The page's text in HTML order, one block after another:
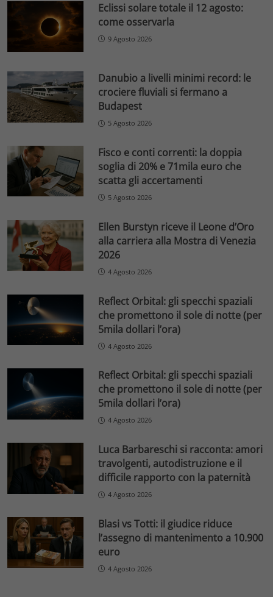
Eclissi solare totale il 12 agosto:
come osservarla
9 Agosto 2026
Danubio a livelli minimi record: le
crociere fluviali si fermano a
Budapest
5 Agosto 2026
Fisco e conti correnti: la doppia
soglia di 20% e 71mila euro che
scatta gli accertamenti
5 Agosto 2026
Ellen Burstyn riceve il Leone d’Oro
alla carriera alla Mostra di Venezia
2026
4 Agosto 2026
Reflect Orbital: gli specchi spaziali
che promettono il sole di notte (per
5mila dollari l’ora)
4 Agosto 2026
Reflect Orbital: gli specchi spaziali
che promettono il sole di notte (per
5mila dollari l’ora)
4 Agosto 2026
Luca Barbareschi si racconta: amori
travolgenti, autodistruzione e il
difficile rapporto con la paternità
4 Agosto 2026
Blasi vs Totti: il giudice riduce
l’assegno di mantenimento a 10.900
euro
4 Agosto 2026